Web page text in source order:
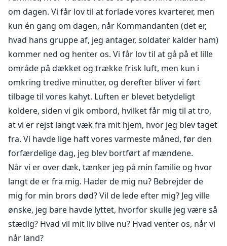
om dagen. Vi får lov til at forlade vores kvarterer, men
kun én gang om dagen, når Kommandanten (det er,
hvad hans gruppe af, jeg antager, soldater kalder ham)
kommer ned og henter os. Vi får lov til at gå på et lille
område på dækket og trække frisk luft, men kun i
omkring tredive minutter, og derefter bliver vi ført
tilbage til vores kahyt. Luften er blevet betydeligt
koldere, siden vi gik ombord, hvilket får mig til at tro,
at vi er rejst langt væk fra mit hjem, hvor jeg blev taget
fra. Vi havde lige haft vores varmeste måned, før den
forfærdelige dag, jeg blev bortført af mændene.
Når vi er over dæk, tænker jeg på min familie og hvor
langt de er fra mig. Hader de mig nu? Bebrejder de
mig for min brors død? Vil de lede efter mig? Jeg ville
ønske, jeg bare havde lyttet, hvorfor skulle jeg være så
stædig? Hvad vil mit liv blive nu? Hvad venter os, når vi
når land?